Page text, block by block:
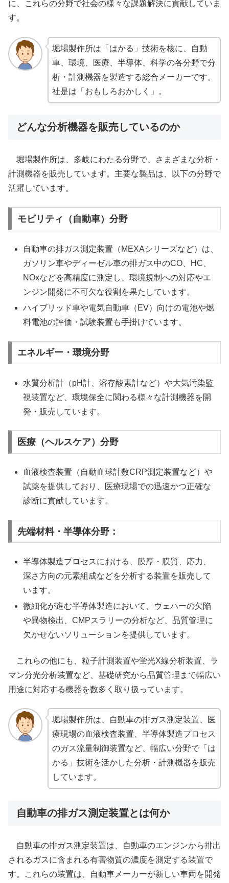
に、これらの分野で社会の様々な課題解決に貢献していま
す。
堀場製作所は「はかる」技術を核に、自動
車、環境、医療、半導体、科学の各分野で分
析・計測機器を製造する総合メーカーです。
社是は「おもしろおかしく」。
どんな分析機器を販売しているのか
堀場製作所は、多岐にわたる分野で、さまざまな分析・
計測機器を販売しています。主要な製品は、以下の分野で
活躍しています。
モビリティ（自動車）分野
自動車の排ガス測定装置（MEXAシリーズなど）は、
ガソリン車やディーゼル車の排ガス中のCO、HC、
NOxなどを高精度に測定し、環境規制への対応やエ
ンジン開発に不可欠な役割を果たしています。
ハイブリッド車や電気自動車（EV）向けの電池や燃
料電池の評価・試験装置も手掛けています。
エネルギー・環境分野
水質分析計（pH計、溶存酸素計など）や大気汚染監
視装置など、環境保全に関わる様々な計測機器を開
発・販売しています。
医療（ヘルスケア）分野
血液検査装置（自動血球計数CRP測定装置など）や
試薬を提供しており、医療現場での迅速かつ正確な
診断に貢献しています。
先端材料・半導体分野：
半導体製造プロセスにおける、膜厚・膜質、応力、
深さ方向の元素組成などを分析する装置を販売して
います。
微細化が進む半導体製造において、ウェハーの欠陥
や異物検出、CMPスラリーの分析など、品質管理に
欠かせないソリューションを提供しています。
これらの他にも、粒子計測装置や蛍光X線分析装置、ラ
マン分光分析装置など、基礎研究から品質管理まで幅広い
用途に対応する機器を数多く取り扱っています。
堀場製作所は、自動車の排ガス測定装置、医
療現場の血液検査装置、半導体製造プロセス
のガス流量制御装置など、幅広い分野で「は
かる」技術を活かした分析・計測機器を販売
しています。
自動車の排ガス測定装置とは何か
自動車の排ガス測定装置は、自動車のエンジンから排出
されるガスに含まれる有害物質の濃度を測定する装置で
す。これらの装置は、自動車メーカーが新しい車両を開発